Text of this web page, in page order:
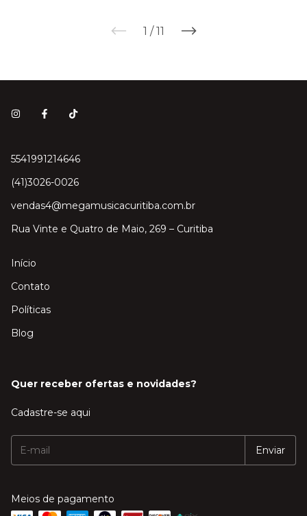
1 / 11
5541991214646
(41)3026-0026
vendas4@megamusicacuritiba.com.br
Rua Vinte e Quatro de Maio, 269 – Curitiba
Início
Contato
Políticas
Blog
Quer receber ofertas e novidades?
Cadastre-se aqui
Meios de pagamento